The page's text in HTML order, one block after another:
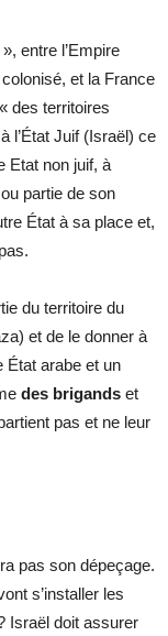
entre l’Empire
colonisé, et la France
des territoires
l’État Juif (Israël) ce
Etat non juif, à
partie de son
État à sa place et,
du territoire du
et de le donner à
État arabe et un
des brigands et
pas et ne leur
pas son dépeçage.
s’installer les
Israël doit assurer